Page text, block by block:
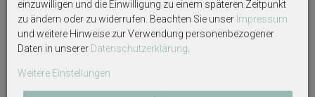
Gestaltung.
Für Rechtschreibfehler in Ihrer Textübermittlung
übernehmen wir keine Haftung.
Handgefertigt von ZauberDeko.
einzuwilligen und die Einwilligung zu einem späteren Zeitpunkt
zu ändern oder zu widerrufen. Beachten Sie unser Impressum
und weitere Hinweise zur Verwendung personenbezogener
Daten in unserer Daten­schutz­erklärung
Weitere Einstellungen